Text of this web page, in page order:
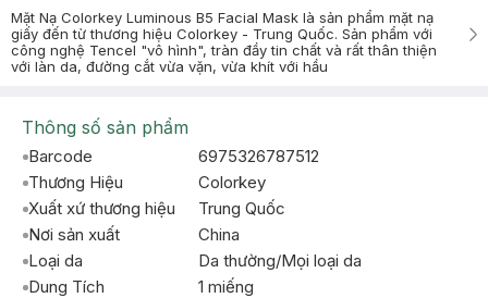
Mặt Nạ Colorkey Luminous B5 Facial Mask là sản phẩm mặt nạ
giấy đến từ thương hiệu Colorkey - Trung Quốc. Sản phẩm với
công nghệ Tencel "vô hình", tràn đầy tin chất và rất thân thiện
với làn da, đường cắt vừa vặn, vừa khít với hầu
Thông số sản phẩm
Barcode
6975326787512
Thương Hiệu
Colorkey
Xuất xứ thương hiệu
Trung Quốc
Nơi sản xuất
China
Loại da
Da thường/Mọi loại da
Dung Tích
1 miếng